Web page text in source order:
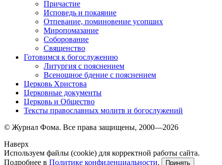
Причастие
Исповедь и покаяние
Отпевание, поминовение усопших
Миропомазание
Соборование
Священство
Готовимся к богослужению
Литургия с пояснением
Всенощное бдение с пояснением
Церковь Христова
Церковные документы
Церковь и Общество
Тексты православных молитв и богослужений
© Журнал Фома. Все права защищены, 2000—2026
Наверх
Используем файлы (cookie) для корректной работы сайта.
Подробнее в Политике конфиденциальности. Принять